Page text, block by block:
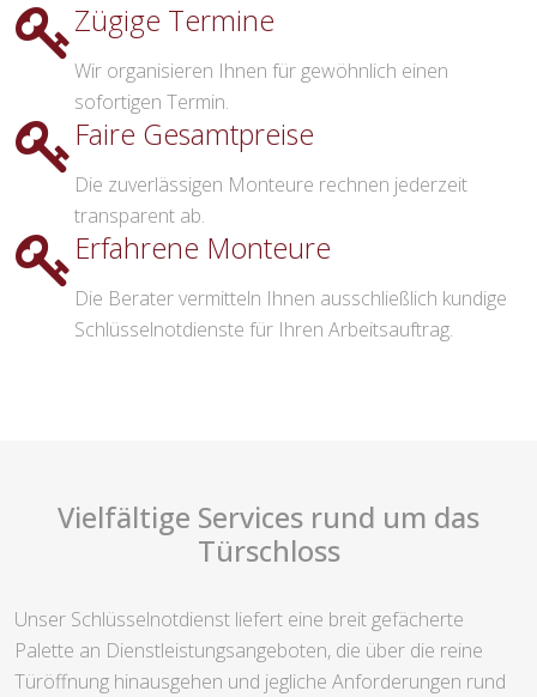
Zügige Termine
Wir organisieren Ihnen für gewöhnlich einen
sofortigen Termin.
Faire Gesamtpreise
Die zuverlässigen Monteure rechnen jederzeit
transparent ab.
Erfahrene Monteure
Die Berater vermitteln Ihnen ausschließlich kundige
Schlüsselnotdienste für Ihren Arbeitsauftrag.
Vielfältige Services rund um das
Türschloss
Unser Schlüsselnotdienst liefert eine breit gefächerte
Palette an Dienstleistungsangeboten, die über die reine
Türöffnung hinausgehen und jegliche Anforderungen rund